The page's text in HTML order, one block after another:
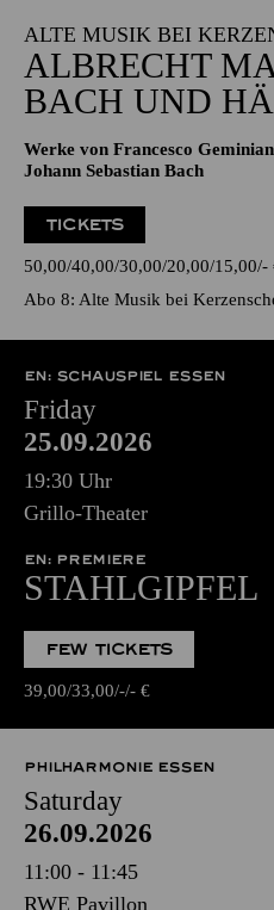
ALTE MUSIK BEI
ALBRECHT
BACH UND
Werke von Francesco
Johann Sebastian Bach
TICKETS
50,00 40,00 30,00 20,00 15,00 -
Abo 8: Alte Musik bei
EN: SCHAUSPIEL ESSEN
Friday
25.09.2026
19:30 Uhr
Grillo-Theater
EN: PREMIERE
STAHLGIPFEL
FEW TICKETS
39,00 33,00 - - €
PHILHARMONIE ESSEN
Saturday
26.09.2026
11:00 - 11:45
RWE Pavillon